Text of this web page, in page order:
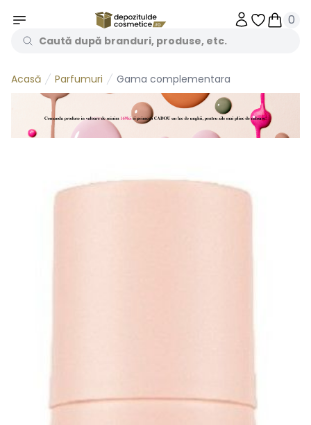
Obiecte
0
Acasă Parfumuri Gama complementara